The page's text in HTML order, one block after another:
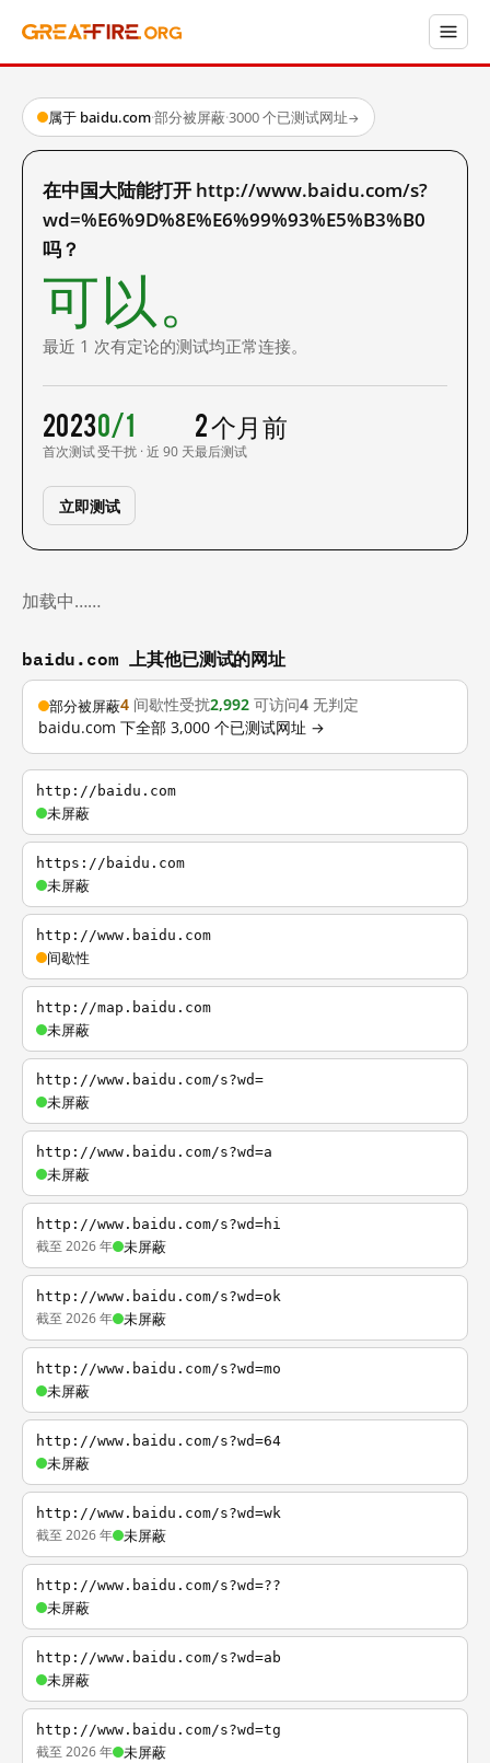
属于 baidu.com·部分被屏蔽·3000 个已测试网址→
在中国大陆能打开 http://www.baidu.com/s?
wd=%E6%9D%8E%E6%99%93%E5%B3%B0
吗？
可以。
最近 1 次有定论的测试均正常连接。
2023
首次测试
0/1
受干扰 · 近 90 天
2 个月前
最后测试
立即测试
加载中……
baidu.com 上其他已测试的网址
部分被屏蔽4 间歇性受扰2,992 可访问4 无判定
baidu.com 下全部 3,000 个已测试网址 →
http://baidu.com
未屏蔽
https://baidu.com
未屏蔽
http://www.baidu.com
间歇性
http://map.baidu.com
未屏蔽
http://www.baidu.com/s?wd=
未屏蔽
http://www.baidu.com/s?wd=a
未屏蔽
http://www.baidu.com/s?wd=hi
截至 2026 年 未屏蔽
http://www.baidu.com/s?wd=ok
截至 2026 年 未屏蔽
http://www.baidu.com/s?wd=mo
未屏蔽
http://www.baidu.com/s?wd=64
未屏蔽
http://www.baidu.com/s?wd=wk
截至 2026 年 未屏蔽
http://www.baidu.com/s?wd=??
未屏蔽
http://www.baidu.com/s?wd=ab
未屏蔽
http://www.baidu.com/s?wd=tg
截至 2026 年 未屏蔽